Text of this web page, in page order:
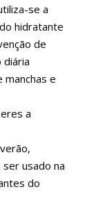
se a
hidratante
de
diária
e
a
usado na
do